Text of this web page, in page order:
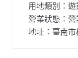
用地類別：
營業狀態：營
地址：臺南